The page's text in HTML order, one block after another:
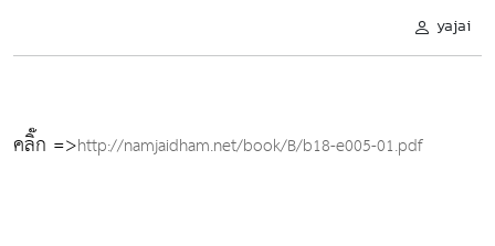
yajai
คลิ๊ก =>http://namjaidham.net/book/B/b18-e005-01.pdf